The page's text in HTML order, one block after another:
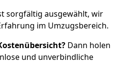
sorgfältig ausgewählt, wir
im Umzugsbereich.
Dann holen
und unverbindliche